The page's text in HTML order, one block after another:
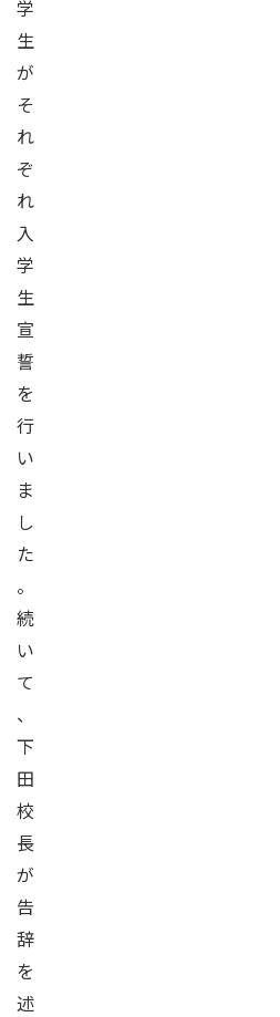
学
生
が
そ
れ
ぞ
れ
入
学
生
宣
誓
を
行
い
ま
し
た
。
続
い
て
、
下
田
校
長
が
告
辞
を
述